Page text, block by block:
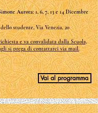
Aurora: 1, 6, 7, 13 e 14 Dicembre
studente, Via Venezia, 20
e va convalidata dalla Scuola,
si prega di contattarci via mail.
Vai al programma